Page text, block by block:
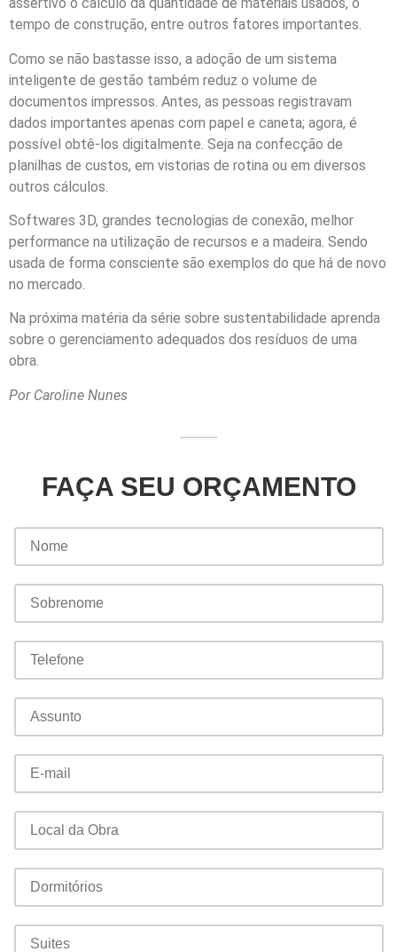
tempo de construção, entre outros fatores importantes.
Como se não bastasse isso, a adoção de um sistema
inteligente de gestão também reduz o volume de
documentos impressos. Antes, as pessoas registravam
dados importantes apenas com papel e caneta; agora, é
possível obtê-los digitalmente. Seja na confecção de
planilhas de custos, em vistorias de rotina ou em diversos
outros cálculos.
Softwares 3D, grandes tecnologias de conexão, melhor
performance na utilização de recursos e a madeira. Sendo
usada de forma consciente são exemplos do que há de novo
no mercado.
Na próxima matéria da série sobre sustentabilidade aprenda
sobre o gerenciamento adequados dos resíduos de uma
obra.
Por Caroline Nunes
FAÇA SEU ORÇAMENTO